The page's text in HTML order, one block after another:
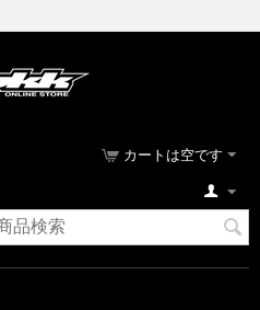
カートは空です